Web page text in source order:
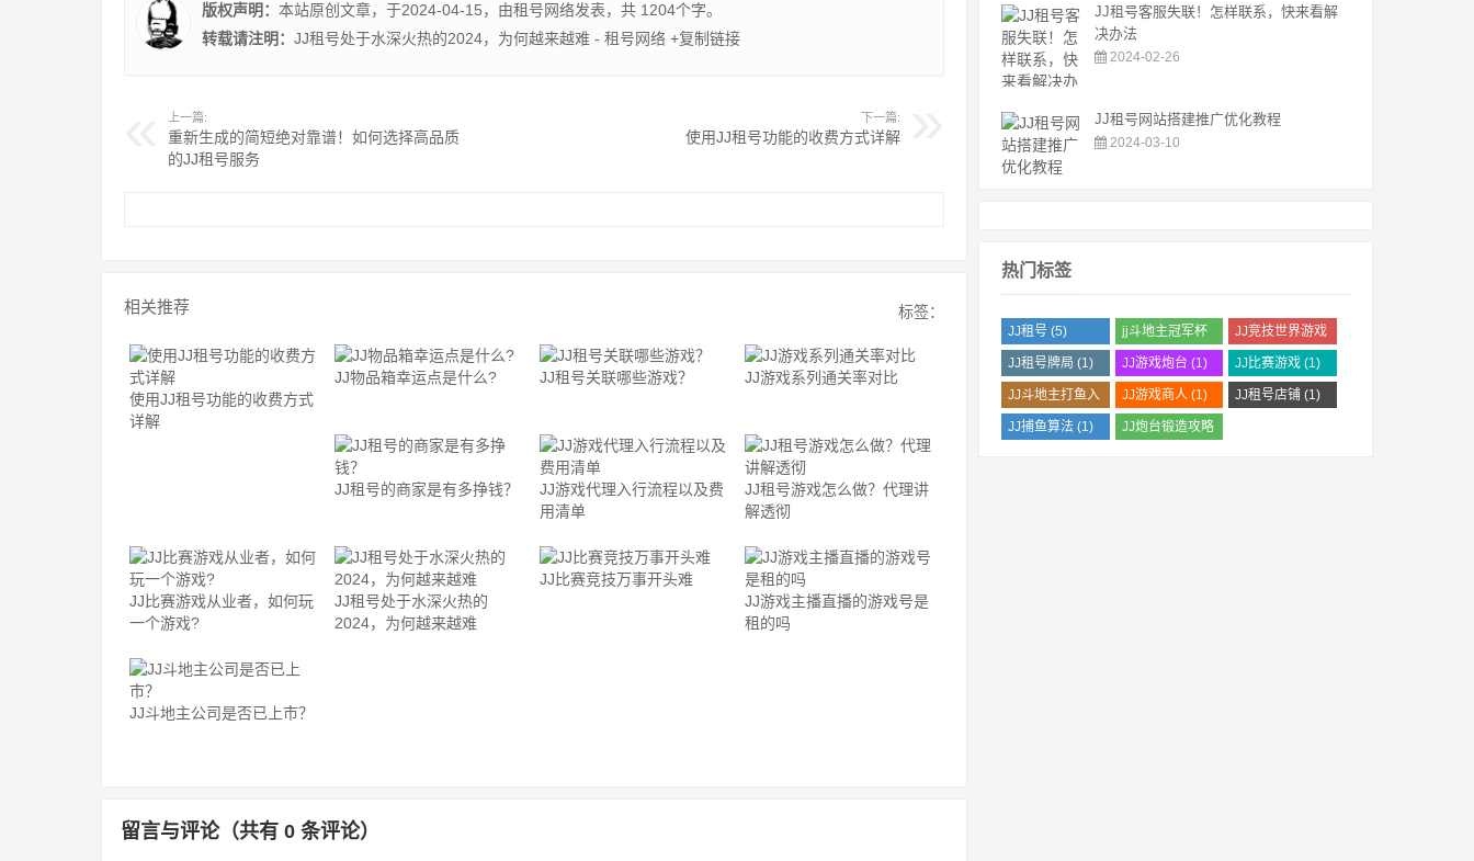
版权声明： 本站原创文章，于2024-04-15，由租号网络发表，共 1204个字。
转载请注明： JJ租号处于水深火热的2024，为何越来越难 - 租号网络 +复制链接
上一篇:
重新生成的简短绝对靠谱！如何选择高品质
的JJ租号服务
下一篇:
使用JJ租号功能的收费方式详解
相关推荐 标签：
使用JJ租号功能的收费方式
详解
JJ物品箱幸运点是什么? JJ租号关联哪些游戏？ JJ游戏系列通关率对比
JJ租号的商家是有多挣钱？
JJ游戏代理入行流程以及费
用清单
JJ租号游戏怎么做？代理讲
解透彻
JJ比赛游戏从业者，如何玩
一个游戏?
JJ租号处于水深火热的
2024，为何越来越难
JJ比赛竞技万事开头难
JJ游戏主播直播的游戏号是
租的吗
JJ斗地主公司是否已上市？
留言与评论（共有 0 条评论）
JJ租号客服失联！怎样联系，快来看解
决办法
2024-02-26
JJ租号网站搭建推广优化教程
2024-03-10
热门标签
JJ租号 (5)
jj斗地主冠军杯
(1)
JJ竞技世界游戏
文化(1)
JJ租号牌局 (1) JJ游戏炮台 (1) JJ比赛游戏 (1)
JJ斗地主打鱼入
门技巧(1)
JJ游戏商人(1) JJ租号店铺 (1)
JJ捕鱼算法 (1)
JJ炮台锻造攻略